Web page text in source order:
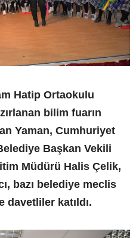
Hatip Ortaokulu
bilim fuarın
Yaman, Cumhuriyet
Başkan Vekili
Müdürü Halis Çelik,
bazı belediye meclis
katıldı.